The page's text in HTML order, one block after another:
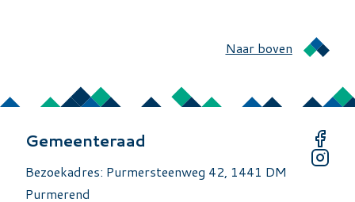
Naar boven
Gemeenteraad
Bezoekadres: Purmersteenweg 42, 1441 DM
Purmerend